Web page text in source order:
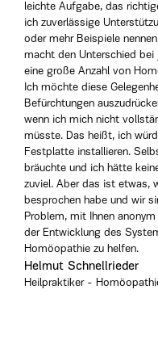
leichte Aufgabe, das
ich zuverlässige
oder mehr Beispiele
macht den Unterschied bei
eine große Anzahl von
Ich möchte diese
Befürchtungen
wenn ich mich nicht
müsste. Das heißt, ich
Festplatte installieren.
bräuchte und ich hätte
zuviel. Aber das ist etwas,
besprochen habe und wir
Problem, mit Ihnen
der Entwicklung des
Homöopathie zu helfen.
Helmut Schnellrieder
Heilpraktiker -